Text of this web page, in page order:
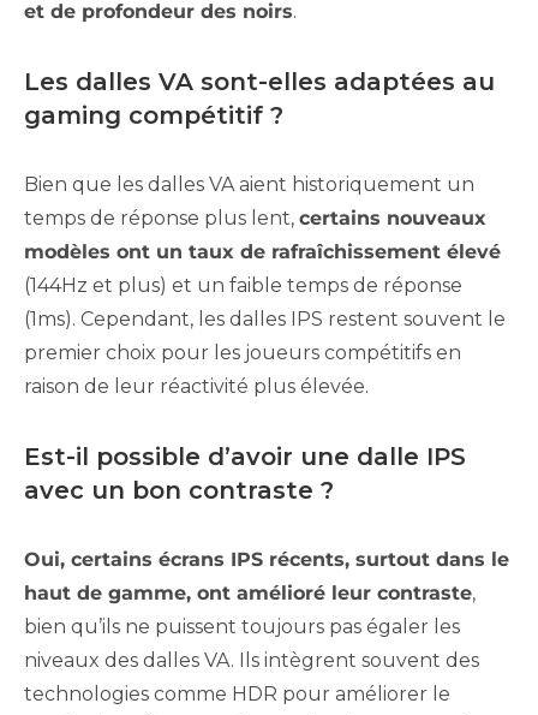
et de profondeur des noirs.
Les dalles VA sont-elles adaptées au
gaming compétitif ?
Bien que les dalles VA aient historiquement un
temps de réponse plus lent, certains nouveaux
modèles ont un taux de rafraîchissement élevé
(144Hz et plus) et un faible temps de réponse
(1ms). Cependant, les dalles IPS restent souvent le
premier choix pour les joueurs compétitifs en
raison de leur réactivité plus élevée.
Est-il possible d’avoir une dalle IPS
avec un bon contraste ?
Oui, certains écrans IPS récents, surtout dans le
haut de gamme, ont amélioré leur contraste,
bien qu’ils ne puissent toujours pas égaler les
niveaux des dalles VA. Ils intègrent souvent des
technologies comme HDR pour améliorer le